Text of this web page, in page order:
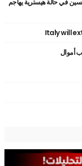
Italy will
أموال